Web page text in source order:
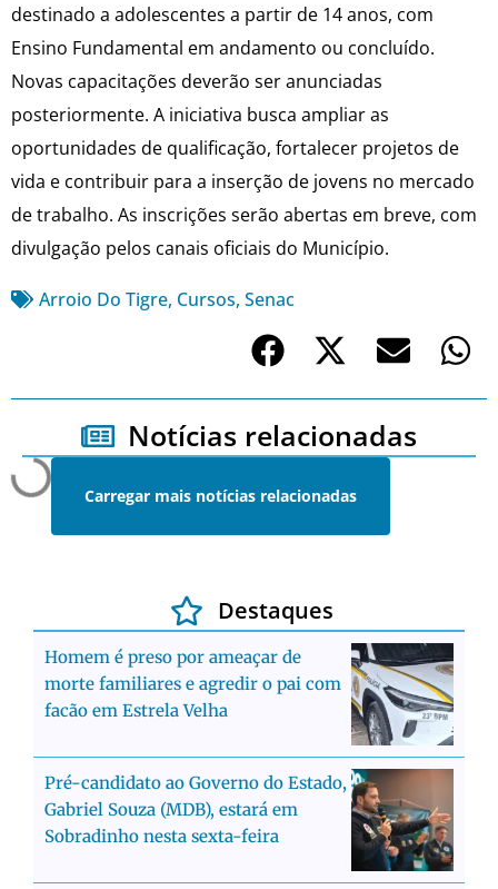
destinado a adolescentes a partir de 14 anos, com
Ensino Fundamental em andamento ou concluído.
Novas capacitações deverão ser anunciadas
posteriormente. A iniciativa busca ampliar as
oportunidades de qualificação, fortalecer projetos de
vida e contribuir para a inserção de jovens no mercado
de trabalho. As inscrições serão abertas em breve, com
divulgação pelos canais oficiais do Município.
Arroio Do Tigre, Cursos, Senac
Notícias relacionadas
Carregar mais notícias relacionadas
Destaques
Homem é preso por ameaçar de
morte familiares e agredir o pai com
facão em Estrela Velha
Pré-candidato ao Governo do Estado,
Gabriel Souza (MDB), estará em
Sobradinho nesta sexta-feira